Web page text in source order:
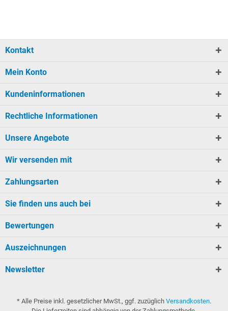
Kontakt
Mein Konto
Kundeninformationen
Rechtliche Informationen
Unsere Angebote
Wir versenden mit
Zahlungsarten
Sie finden uns auch bei
Bewertungen
Auszeichnungen
Newsletter
* Alle Preise inkl. gesetzlicher MwSt., ggf. zuzüglich Versandkosten.